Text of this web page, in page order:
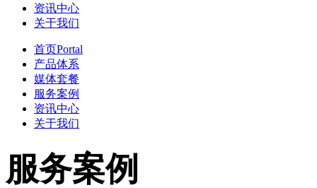
资讯中心
关于我们
首页Portal
产品体系
媒体套餐
服务案例
资讯中心
关于我们
服务案例